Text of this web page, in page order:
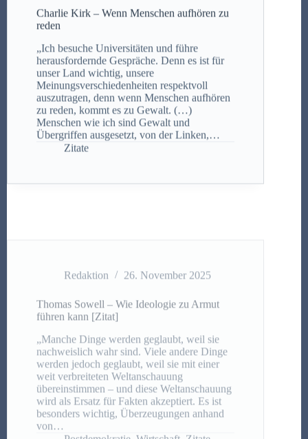
Charlie Kirk – Wenn Menschen aufhören zu
reden
„Ich besuche Universitäten und führe
herausfordernde Gespräche. Denn es ist für
unser Land wichtig, unsere
Meinungsverschiedenheiten respektvoll
auszutragen, denn wenn Menschen aufhören
zu reden, kommt es zu Gewalt. (…)
Menschen wie ich sind Gewalt und
Übergriffen ausgesetzt, von der Linken,…
Zitate
Thomas Sowell – Wie Ideologie zu Armut
„Manche Dinge werden geglaubt, weil sie
nachweislich wahr sind. Viele andere Dinge
werden jedoch geglaubt, weil sie mit einer
weit verbreiteten Weltanschauung
übereinstimmen – und diese Weltanschauung
wird als Ersatz für Fakten akzeptiert. Es ist
besonders wichtig, Überzeugungen anhand
von…
Postdemokratie,Wirtschaft,Zitate